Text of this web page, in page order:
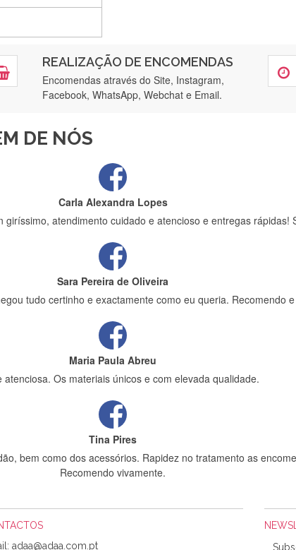
REALIZAÇÃO DE ENCOMENDAS
Encomendas através do Site, Instagram,
Facebook, WhatsApp, Webchat e Email.
DE NÓS
Hoje chegará a segunda encomenda feita de muitas
e vinha muito bem protegida para o transporte, muito
Carla Alexandra Lopes
giríssimo, atendimento cuidado e atencioso e entregas rápidas!
Sara Pereira de Oliveira
tudo certinho e exactamente como eu queria. Recomendo
Maria Paula Abreu
atenciosa. Os materiais únicos e com elevada qualidade.
Tina Pires
bem como dos acessórios. Rapidez no tratamento as
Recomendo vivamente.
Sílvia Maria Bernardino Mestre